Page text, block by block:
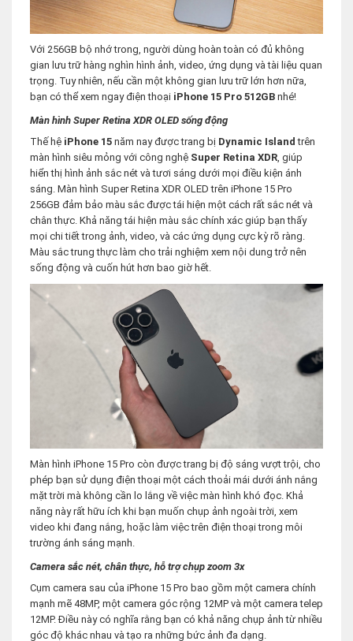
Với 256GB bộ nhớ trong, người dùng hoàn toàn có đủ không
gian lưu trữ hàng nghìn hình ảnh, video, ứng dụng và tài liệu quan
trọng. Tuy nhiên, nếu cần một không gian lưu trữ lớn hơn nữa,
bạn có thể xem ngay điện thoại iPhone 15 Pro 512GB nhé!
Màn hình Super Retina XDR OLED sống động
Thế hệ iPhone 15 năm nay được trang bị Dynamic Island trên
màn hình siêu mỏng với công nghệ Super Retina XDR , giúp
hiển thị hình ảnh sắc nét và tươi sáng dưới mọi điều kiện ánh
sáng. Màn hình Super Retina XDR OLED trên iPhone 15 Pro
256GB đảm bảo màu sắc được tái hiện một cách rất sắc nét và
chân thực. Khả năng tái hiện màu sắc chính xác giúp bạn thấy
mọi chi tiết trong ảnh, video, và các ứng dụng cực kỳ rõ ràng.
Màu sắc trung thực làm cho trải nghiệm xem nội dung trở nên
sống động và cuốn hút hơn bao giờ hết.
Màn hình iPhone 15 Pro còn được trang bị độ sáng vượt trội, cho
phép bạn sử dụng điện thoại một cách thoải mái dưới ánh nắng
mặt trời mà không cần lo lắng về việc màn hình khó đọc. Khả
năng này rất hữu ích khi bạn muốn chụp ảnh ngoài trời, xem
video khi đang nắng, hoặc làm việc trên điện thoại trong môi
trường ánh sáng mạnh.
Camera sắc nét, chân thực, hỗ trợ chụp zoom 3x
Cụm camera sau của iPhone 15 Pro bao gồm một camera chính
mạnh mẽ 48MP, một camera góc rộng 12MP và một camera telep
12MP. Điều này có nghĩa rằng bạn có khả năng chụp ảnh từ nhiều
góc độ khác nhau và tạo ra những bức ảnh đa dạng.